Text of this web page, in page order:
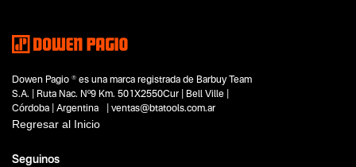
Dowen Pagio ® es una marca registrada de Barbuy Team
S.A. | Ruta Nac. Nº9 Km. 501X2550Cur | Bell Ville |
Córdoba | Argentina | ventas@btatools.com.ar
Regresar al Inicio
Seguinos